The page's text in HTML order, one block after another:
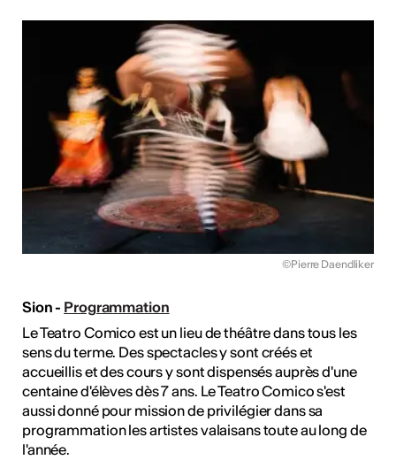
©Pierre Daendliker
Sion - Programmation
Le Teatro Comico est un lieu de théâtre dans tous les
sens du terme. Des spectacles y sont créés et
accueillis et des cours y sont dispensés auprès d'une
centaine d'élèves dès 7 ans. Le Teatro Comico s'est
aussi donné pour mission de privilégier dans sa
programmation les artistes valaisans toute au long de
l'année.